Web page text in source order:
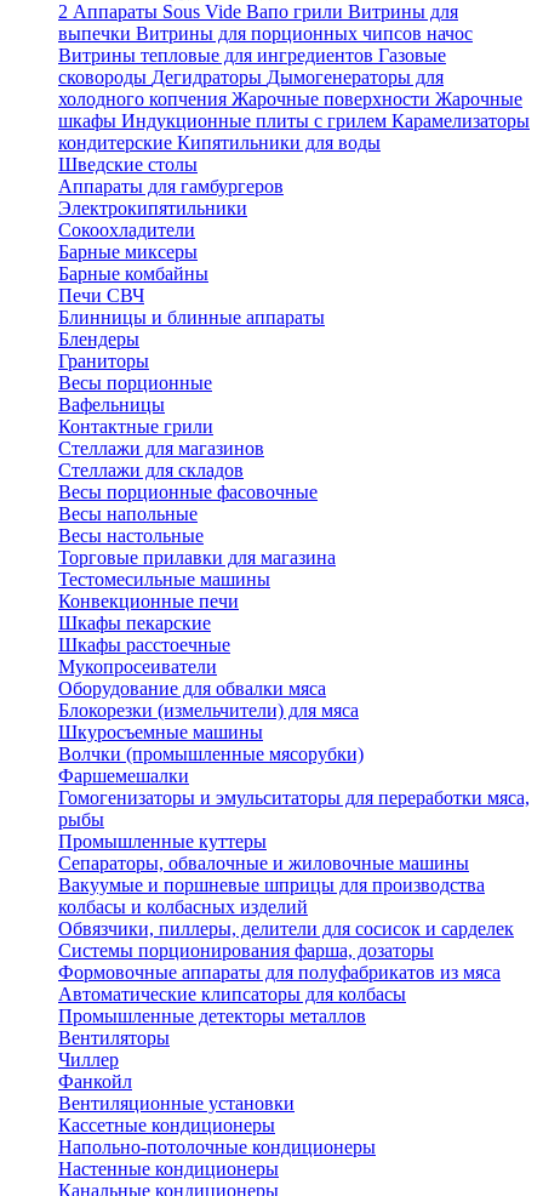
2 Аппараты Sous Vide Вапо грили Витрины для
выпечки Витрины для порционных чипсов начос
Витрины тепловые для ингредиентов Газовые
сковороды Дегидраторы Дымогенераторы для
холодного копчения Жарочные поверхности Жарочные
шкафы Индукционные плиты с грилем Карамелизаторы
кондитерские Кипятильники для воды
Шведские столы
Аппараты для гамбургеров
Электрокипятильники
Сокоохладители
Барные миксеры
Барные комбайны
Печи СВЧ
Блинницы и блинные аппараты
Блендеры
Граниторы
Весы порционные
Вафельницы
Контактные грили
Стеллажи для магазинов
Стеллажи для складов
Весы порционные фасовочные
Весы напольные
Весы настольные
Торговые прилавки для магазина
Тестомесильные машины
Конвекционные печи
Шкафы пекарские
Шкафы расстоечные
Мукопросеиватели
Оборудование для обвалки мяса
Блокорезки (измельчители) для мяса
Шкуросъемные машины
Волчки (промышленные мясорубки)
Фаршемешалки
Гомогенизаторы и эмульситаторы для переработки мяса,
рыбы
Промышленные куттеры
Сепараторы, обвалочные и жиловочные машины
Вакуумые и поршневые шприцы для производства
колбасы и колбасных изделий
Обвязчики, пиллеры, делители для сосисок и сарделек
Системы порционирования фарша, дозаторы
Формовочные аппараты для полуфабрикатов из мяса
Автоматические клипсаторы для колбасы
Промышленные детекторы металлов
Вентиляторы
Чиллер
Фанкойл
Вентиляционные установки
Кассетные кондиционеры
Напольно-потолочные кондиционеры
Настенные кондиционеры
Канальные кондиционеры